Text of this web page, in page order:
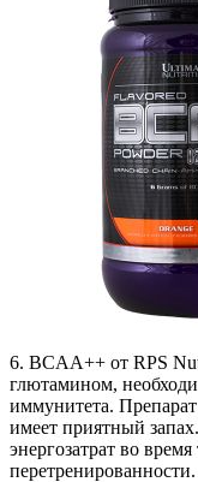
6. BCAA++ от RPS
глютамином,
иммунитета.
имеет приятный
энергозатрат во
перетренированности.